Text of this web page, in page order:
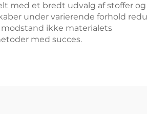
med et bredt udvalg af stoffer
under varierende forhold
ikke materialets
med succes.